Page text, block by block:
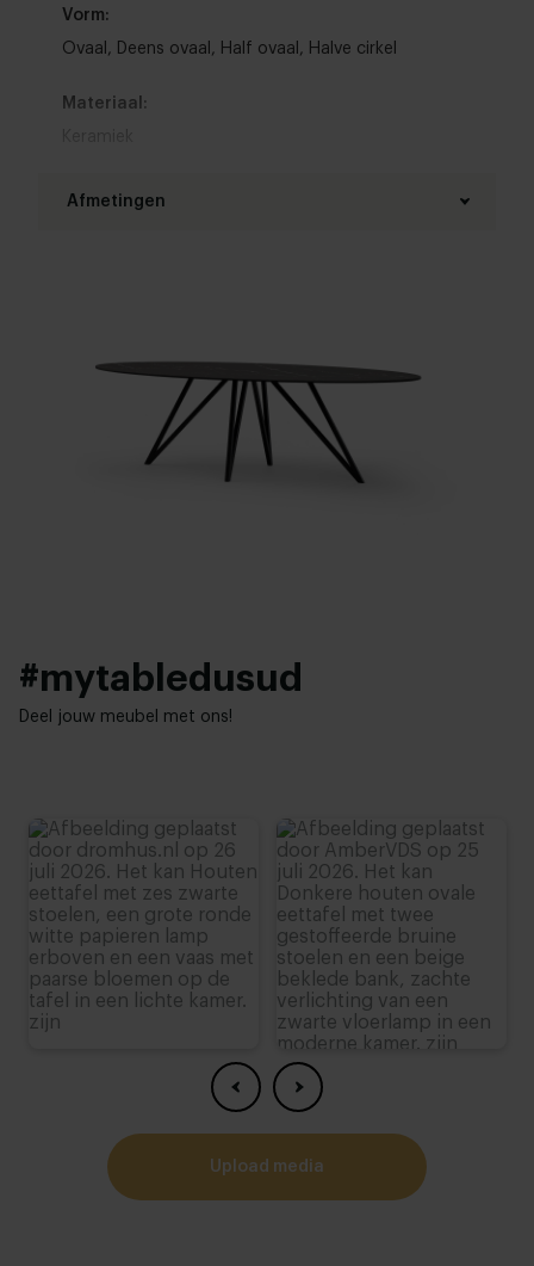
Vorm:
Ovaal , Deens ovaal , Half ovaal , Halve cirkel
Materiaal:
Materiaal onderstel:
Onderstel afwerking:
Wit gepoedercoat, Zwart gepoedercoat
Afmetingen
Breedte tafelblad:
#mytabledusud
Deel jouw meubel met ons!
upload media